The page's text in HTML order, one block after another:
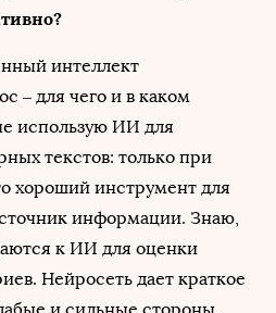
интеллект
– для чего и в каком
использую ИИ для
текстов: только при
хороший инструмент для
информации. Знаю,
к ИИ для оценки
Нейросеть дает краткое